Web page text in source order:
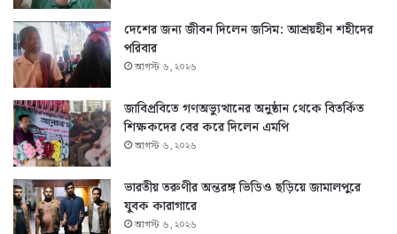
দেশের জন্য জীবন দিলেন জসিম: আশ্রয়হীন শহীদের
পরিবার
আগস্ট ৬, ২০২৬
জাবিপ্রবিতে গণঅভ্যুত্থানের অনুষ্ঠান থেকে বিতর্কিত
শিক্ষকদের বের করে দিলেন এমপি
আগস্ট ৬, ২০২৬
ভারতীয় তরুণীর অন্তরঙ্গ ভিডিও ছড়িয়ে জামালপুরে
যুবক কারাগারে
আগস্ট ৬, ২০২৬